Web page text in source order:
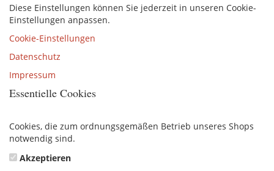
Diese Einstellungen können Sie jederzeit in unseren Cookie-
Einstellungen anpassen.
Cookie-Einstellungen
Datenschutz
Impressum
Essentielle Cookies
Cookies, die zum ordnungsgemäßen Betrieb unseres Shops
notwendig sind.
Akzeptieren